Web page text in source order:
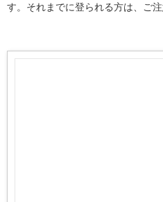
す。それまでに登られる方は、ご